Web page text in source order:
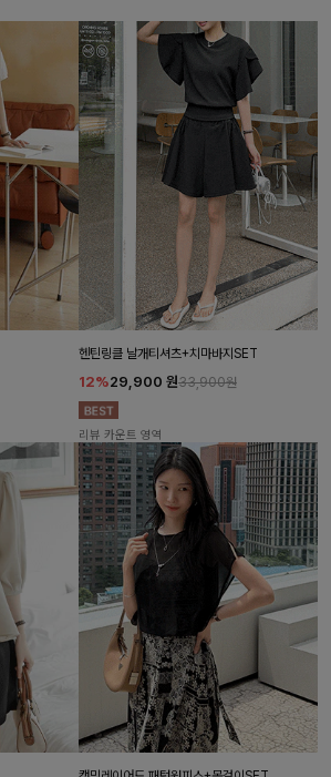
헨틴링클 날개티셔츠+치마바지SET
12%29,900 원33,900원
리뷰 카운트 영역